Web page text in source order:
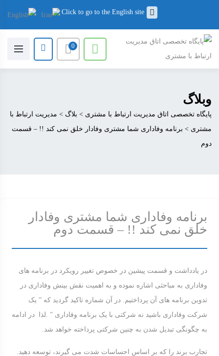
Click to go to the English site
0
وبلاگ
پایگاه تخصصی اتاق مدیریت ارتباط با مشتری > بلاگ > مدیریت ارتباط با
مشتری > برنامه وفاداری شما مشتری وفادار خلق نمی کند !! – قسمت
دوم
برنامه وفاداری شما مشتری وفادار
خلق نمی کند !! – قسمت دوم
در یادداشت و قسمت پیشین در خصوص تغییر رویکرد در برنامه های
وفاداری به مباحثی اشاره نموده و به اهمیت نقش بینش وفاداری در
تدوین برنامه های آن پرداختیم. در آن شماره تاکید گردید که ” یک
شرکت وفاداری باشید نه شرکتی با یک برنامه وفاداری ” .لذا در ادامه
به چگونگی تبدیل شدن به چنین شرکتی پرداخته خواهد شد.
تجارب برند را که بر اساس احساسات شدت می گیرند، توسعه دهید.